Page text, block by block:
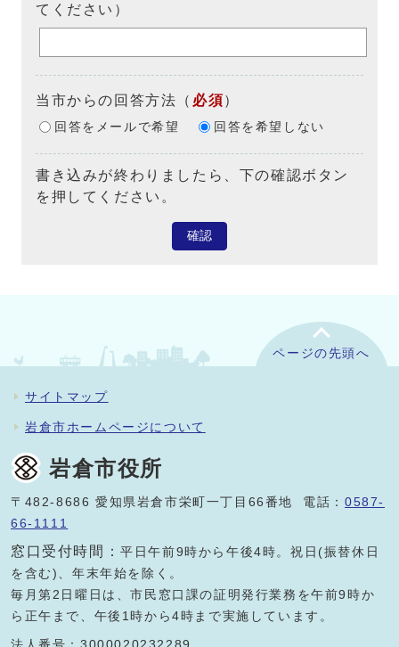
てください）
当市からの回答方法 （ 必須）
回答をメールで希望 回答を希望しない
書き込みが終わりましたら、下の確認ボタン
を押してください。
確認
ページの先頭へ
サイトマップ
岩倉市ホームページについて
岩倉市役所
〒482-8686 愛知県岩倉市栄町一丁目66番地 電話：0587-
66-1111
窓口受付時間：平日午前9時から午後4時。祝日(振替休日
を含む)、年末年始を除く。
毎月第2日曜日は、市民窓口課の証明発行業務を午前9時か
ら正午まで、午後1時から4時まで実施しています。